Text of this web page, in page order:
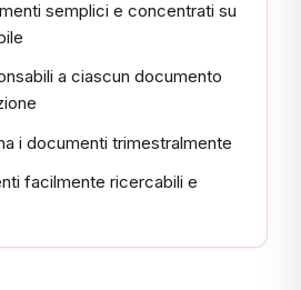
semplici e concentrati su
a ciascun documento
i documenti trimestralmente
facilmente ricercabili e